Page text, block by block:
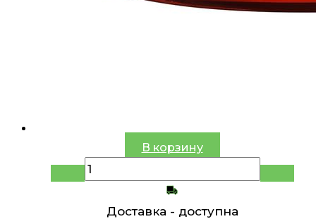
В корзину
Доставка - доступна